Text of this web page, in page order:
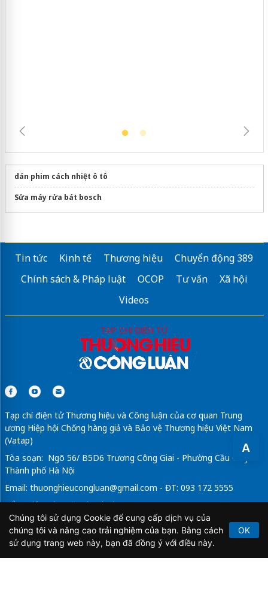
A
dán phim cách nhiệt ô tô
Sửa máy rửa bát bosch
Tin tức Kinh tế Thương hiệu
Chuyển động 389
Chính sách & Pháp luật
OCOP Tư vấn
Xã hội
Videos
Tạp chí điện tử Thương hiệu và Công luận của cơ quan Trung
ương Hiệp hội Chống hàng giả và Bảo vệ Thương hiệu Việt Nam
(Vatap)
Tòa soạn: Ngõ 56/ B5D6 Trương Công Giai - Phường Cầu Giấy -
Thành phố Hà Nội
Email: thuonghieucongluan@gmail.com - ĐT: 093 172 5555
Tổng Biên Tập: Vũ Đức Thuận
Giấy phép hoạt động báo chí điện tử số 64/GP-BTTTT do Bộ
Thông tin và Truyền thông cấp ngày 21/2/2020.
Chúng tôi sử dụng Cookie để cung cấp dịch vụ của
chúng tôi và nâng cao trải nghiệm của bạn. Bằng cách
sử dụng trang web này, bạn đã đồng ý với điều này.
OK